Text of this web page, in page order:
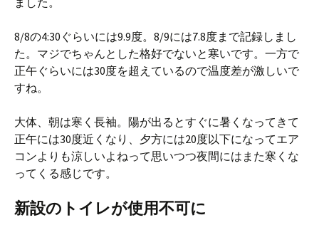
8/8の4:30ぐらいには9.9度。8/9には7.8度まで記録しまし
た。マジでちゃんとした格好でないと寒いです。一方で
正午ぐらいには30度を超えているので温度差が激しいで
すね。
大体、朝は寒く長袖。陽が出るとすぐに暑くなってきて
正午には30度近くなり、夕方には20度以下になってエア
コンよりも涼しいよねって思いつつ夜間にはまた寒くな
ってくる感じです。
新設のトイレが使用不可に